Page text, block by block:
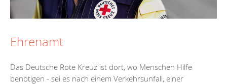
Ehrenamt
Das Deutsche Rote Kreuz ist dort, wo Menschen Hilfe
benötigen - sei es nach einem Verkehrsunfall, einer